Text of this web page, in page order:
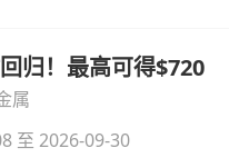
归！最高可得$720
属
至 2026-09-30